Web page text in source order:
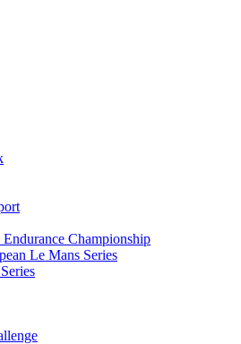
Championship
Le Mans Series